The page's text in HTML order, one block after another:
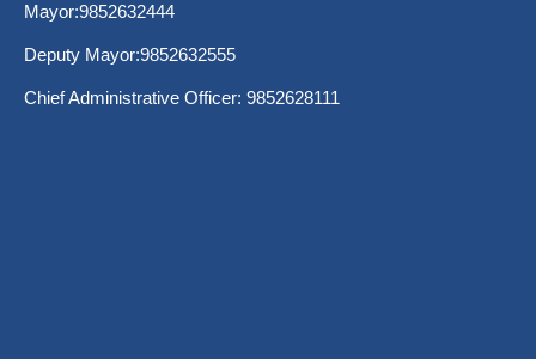
Mayor:9852632444
Deputy Mayor:9852632555
Chief Administrative Officer: 9852628111